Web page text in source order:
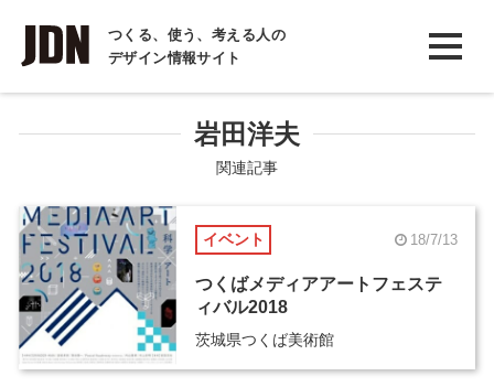
つくる、使う、考える人の
デザイン情報サイト
INTERVIEW
インタビュー
COLUMN
コラム
岩田洋夫
関連記事
イベント 18/7/13
つくばメディアアートフェステ
ィバル2018
茨城県つくば美術館